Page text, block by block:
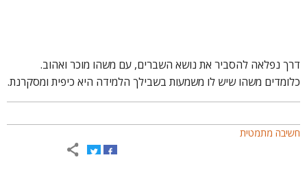
נפלאה להסביר את נושא השברים, עם משהו מוכר ואהוב.
משהו שיש לו משמעות בשבילך הלמידה היא כיפית ומסקרנת.
מתמטית